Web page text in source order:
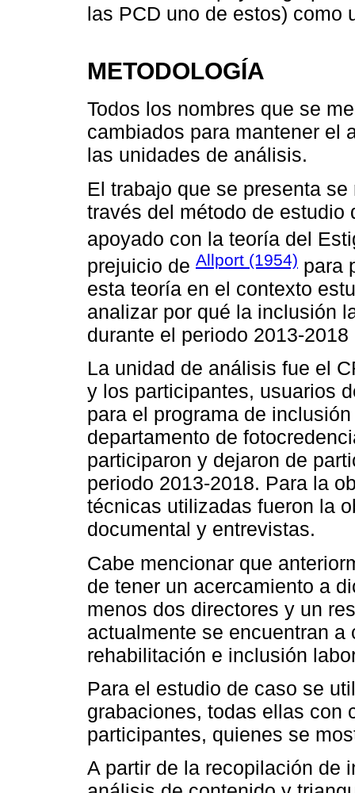
las PCD uno de estos) como
METODOLOGÍA
Todos los nombres que se
cambiados para mantener el
las unidades de análisis.
El trabajo que se presenta
través del método de estudio
apoyado con la teoría del
prejuicio de Allport (1954) para
esta teoría en el contexto
analizar por qué la inclusión
durante el periodo 2013-
La unidad de análisis fue el
y los participantes, usuarios
para el programa de
departamento de
participaron y dejaron de
periodo 2013-2018. Para la
técnicas utilizadas fueron la
documental y entrevistas.
Cabe mencionar que
de tener un acercamiento a
menos dos directores y un
actualmente se encuentran
rehabilitación e inclusión
Para el estudio de caso se
grabaciones, todas ellas con
participantes, quienes se
A partir de la recopilación de